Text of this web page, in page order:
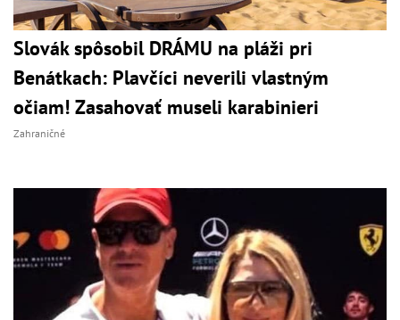
Slovák spôsobil DRÁMU na pláži pri
Benátkach: Plavčíci neverili vlastným
očiam! Zasahovať museli karabinieri
Zahraničné